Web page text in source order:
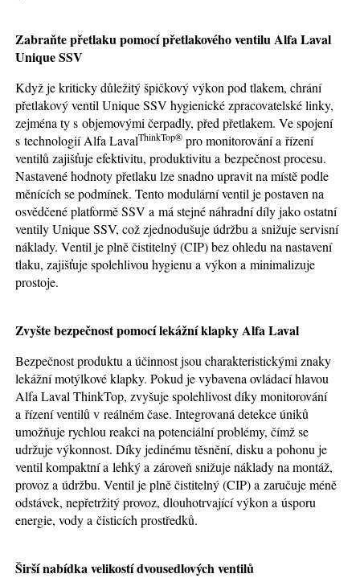
Zabraňte přetlaku pomocí přetlakového ventilu Alfa Laval
Unique SSV
Když je kriticky důležitý špičkový výkon pod tlakem, chrání
přetlakový ventil Unique SSV hygienické zpracovatelské linky,
zejména ty s objemovými čerpadly, před přetlakem. Ve spojení
s technologií Alfa LavalThinkTop® pro monitorování a řízení
ventilů zajišťuje efektivitu, produktivitu a bezpečnost procesu.
Nastavené hodnoty přetlaku lze snadno upravit na místě podle
měnících se podmínek. Tento modulární ventil je postaven na
osvědčené platformě SSV a má stejné náhradní díly jako ostatní
ventily Unique SSV, což zjednodušuje údržbu a snižuje servisní
náklady. Ventil je plně čistitelný (CIP) bez ohledu na nastavení
tlaku, zajišťuje spolehlivou hygienu a výkon a minimalizuje
prostoje.
Zvyšte bezpečnost pomocí lekážní klapky Alfa Laval
Bezpečnost produktu a účinnost jsou charakteristickými znaky
lekážní motýlkové klapky. Pokud je vybavena ovládací hlavou
Alfa Laval ThinkTop, zvyšuje spolehlivost díky monitorování
a řízení ventilů v reálném čase. Integrovaná detekce úniků
umožňuje rychlou reakci na potenciální problémy, čímž se
udržuje výkonnost. Díky jedinému těsnění, disku a pohonu je
ventil kompaktní a lehký a zároveň snižuje náklady na montáž,
provoz a údržbu. Ventil je plně čistitelný (CIP) a zaručuje méně
odstávek, nepřetržitý provoz, dlouhotrvající výkon a úsporu
energie, vody a čisticích prostředků.
Širší nabídka velikostí dvousedlových ventilů